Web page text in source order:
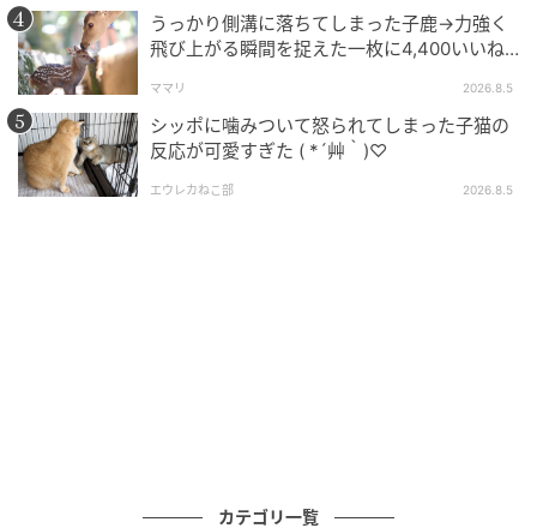
験してほしいと思います。今度取材に伺う際は、絶対
に市川グルメも開拓して帰ろうと心に誓いました。
＜ライタープロフィル＞
2004年に産経新聞社へ入社。静岡、仙台での事件取材
を経て、東京社会部では厚生労働省を担当、派遣労働
うっかり側溝に落ちてしまった子鹿→力強く
飛び上がる瞬間を捉えた一枚に4,400いいね
ママリ 2026.8.5
シッポに噛みついて怒られてしまった子猫の
反応が可愛すぎた ( *´艸｀)♡
エウレカねこ部 2026.8.5
カテゴリ一覧